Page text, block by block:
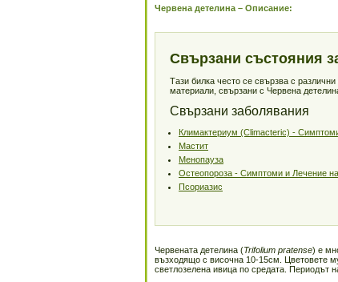
Червена детелина – Описание:
Свързани състояния
Тази билка често се свързва с
материали, свързани с Червена
Свързани заболявания
Климактериум (Climacteric) -
Мастит
Менопауза
Остеопороза - Симптоми и Лечение
Псориазис
Червената детелина (Trifolium pratense) е
възходящо с височна 10-15см. Цветовете
светлозелена ивица по средата. Периодът